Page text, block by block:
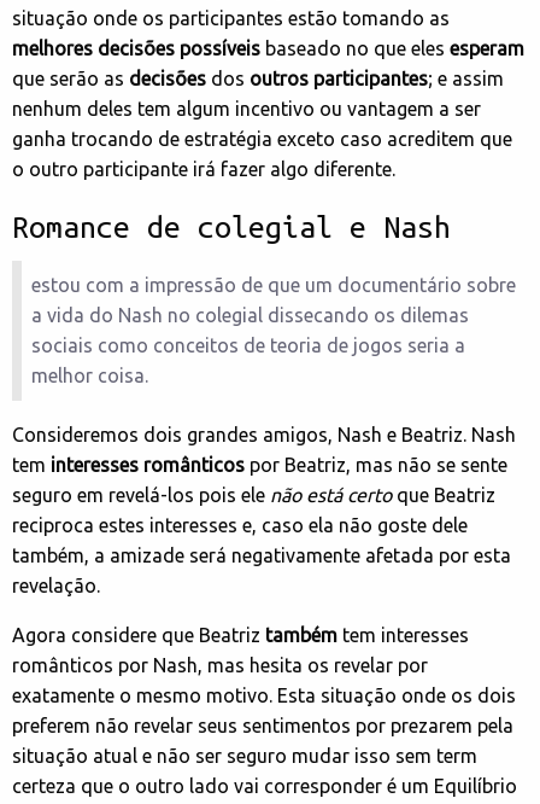
situação onde os participantes estão tomando as
melhores decisões possíveis baseado no que eles esperam
que serão as decisões dos outros participantes; e assim
nenhum deles tem algum incentivo ou vantagem a ser
ganha trocando de estratégia exceto caso acreditem que
o outro participante irá fazer algo diferente.
Romance de colegial e Nash
estou com a impressão de que um documentário sobre
a vida do Nash no colegial dissecando os dilemas
sociais como conceitos de teoria de jogos seria a
melhor coisa.
Consideremos dois grandes amigos, Nash e Beatriz. Nash
tem interesses românticos por Beatriz, mas não se sente
seguro em revelá-los pois ele não está certoque Beatriz
reciproca estes interesses e, caso ela não goste dele
também, a amizade será negativamente afetada por esta
revelação.
Agora considere que Beatriz também tem interesses
românticos por Nash, mas hesita os revelar por
exatamente o mesmo motivo. Esta situação onde os dois
preferem não revelar seus sentimentos por prezarem pela
situação atual e não ser seguro mudar isso sem term
certeza que o outro lado vai corresponder é um Equilíbrio